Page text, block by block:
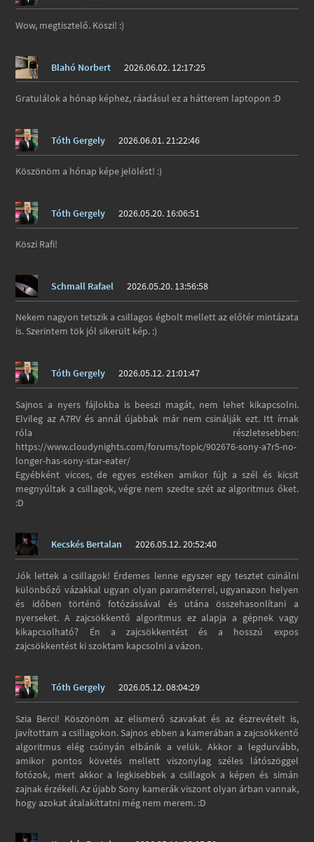
Wow, megtisztelő. Köszi! :)
Blahó Norbert 2026.06.02. 12:17:25
Gratulálok a hónap képhez, ráadásul ez a hátterem laptopon :D
Tóth Gergely 2026.06.01. 21:22:46
Köszönöm a hónap képe jelölést! :)
Tóth Gergely 2026.05.20. 16:06:51
Köszi Rafi!
Schmall Rafael 2026.05.20. 13:56:58
Nekem nagyon tetszik a csillagos égbolt mellett az előtér mintázata
is. Szerintem tök jól sikerült kép. :)
Tóth Gergely 2026.05.12. 21:01:47
Sajnos a nyers fájlokba is beeszi magát, nem lehet kikapcsolni.
Elvileg az A7RV és annál újabbak már nem csinálják ezt. Itt írnak
róla részletesebben:
https://www.cloudynights.com/forums/topic/902676-sony-a7r5-no-
longer-has-sony-star-eater/
Egyébként vicces, de egyes estéken amikor fújt a szél és kicsit
megnyúltak a csillagok, végre nem szedte szét az algoritmus őket.
:D
Kecskés Bertalan 2026.05.12. 20:52:40
Jók lettek a csillagok! Érdemes lenne egyszer egy tesztet csinálni
különbőző vázakkal ugyan olyan paraméterrel, ugyanazon helyen
és időben történő fotózássával és utána összehasonlítani a
nyerseket. A zajcsökkentő algoritmus ez alapja a gépnek vagy
kikapcsolható? Én a zajcsökkentést és a hosszú expos
zajcsökkentést ki szoktam kapcsolni a vázon.
Tóth Gergely 2026.05.12. 08:04:29
Szia Berci! Köszönöm az elismerő szavakat és az észrevételt is,
javítottam a csillagokon. Sajnos ebben a kamerában a zajcsökkentő
algoritmus elég csúnyán elbánik a velük. Akkor a legdurvább,
amikor pontos követés mellett viszonylag széles látószöggel
fotózok, mert akkor a legkisebbek a csillagok a képen és simán
zajnak érzékeli. Az újabb Sony kamerák viszont olyan árban vannak,
hogy azokat átalakíttatni még nem merem. :D